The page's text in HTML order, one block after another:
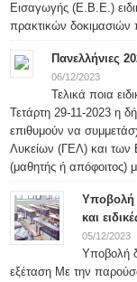
Εισαγωγής (Ε.Β.Ε.)
πρακτικών
Πανελλήνιες
06/12/2023
Τελικά ποια
Τετάρτη 29-11-2023 η
επιθυμούν να
Λυκείων (ΓΕΛ) και
(μαθητής ή απόφοιτος)
Υποβολή
και
05/12/2023
Υποβολή
εξέταση Με την